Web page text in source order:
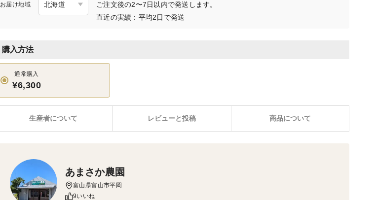
お届け地域
ご注文後の2〜7日以内で発送します。
直近の実績：平均2日で発送
購入方法
通常購入
¥6,300
レビューと投稿 商品について
生産者について
あまさか農園
富山県富山市平岡
9いいね